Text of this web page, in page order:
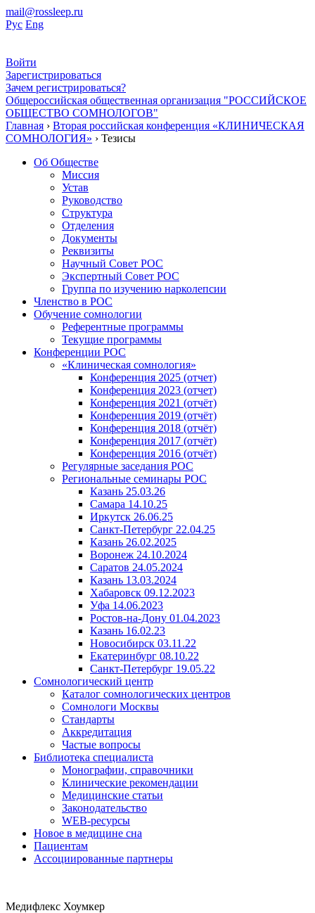
mail@rossleep.ru
Рус Eng
Войти
Зарегистрироваться
Зачем регистрироваться?
Общероссийская общественная организация "РОССИЙСКОЕ
ОБЩЕСТВО СОМНОЛОГОВ"
Главная › Вторая российская конференция «КЛИНИЧЕСКАЯ
СОМНОЛОГИЯ» › Тезисы
Об Обществе
Миссия
Устав
Руководство
Структура
Отделения
Документы
Реквизиты
Научный Совет РОС
Экспертный Совет РОС
Группа по изучению нарколепсии
Членство в РОС
Обучение сомнологии
Референтные программы
Текущие программы
Конференции РОС
«Клиническая сомнология»
Конференция 2025 (отчет)
Конференция 2023 (отчет)
Конференция 2021 (отчёт)
Конференция 2019 (отчёт)
Конференция 2018 (отчёт)
Конференция 2017 (отчёт)
Конференция 2016 (отчёт)
Регулярные заседания РОС
Региональные семинары РОС
Казань 25.03.26
Самара 14.10.25
Иркутск 26.06.25
Санкт-Петербург 22.04.25
Казань 26.02.2025
Воронеж 24.10.2024
Саратов 24.05.2024
Казань 13.03.2024
Хабаровск 09.12.2023
Уфа 14.06.2023
Ростов-на-Дону 01.04.2023
Казань 16.02.23
Новосибирск 03.11.22
Екатеринбург 08.10.22
Санкт-Петербург 19.05.22
Сомнологический центр
Каталог сомнологических центров
Сомнологи Москвы
Стандарты
Аккредитация
Частые вопросы
Библиотека специалиста
Монографии, справочники
Клинические рекомендации
Медицинские статьи
Законодательство
WEB-ресурсы
Новое в медицине сна
Пациентам
Ассоциированные партнеры
Медифлекс Хоумкер